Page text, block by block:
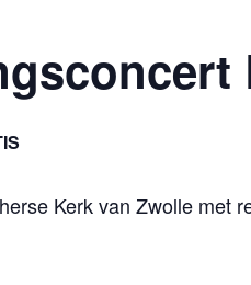
Kerk van Zwolle met